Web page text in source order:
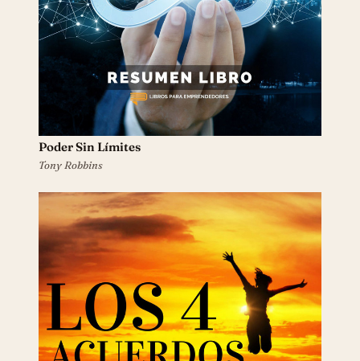
Poder Sin Límites
Tony Robbins